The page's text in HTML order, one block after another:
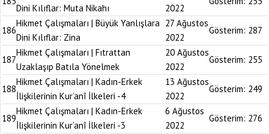
Dini Kılıflar: Muta Nikahı 2022
186
Hikmet Çalışmaları | Büyük Yanlışlara
Dini Kılıflar: Zina
27 Ağustos
2022
Gösterim: 287
187
Hikmet Çalışmaları | Fıtrattan
Uzaklaşıp Batıla Yönelmek
20 Ağustos
2022
Gösterim: 255
188
Hikmet Çalışmaları | Kadın-Erkek
İlişkilerinin Kur’anî İlkeleri -4
13 Ağustos
2022
Gösterim: 249
189
Hikmet Çalışmaları | Kadın-Erkek
İlişkilerinin Kur’anî İlkeleri -3
6 Ağustos
2022
Gösterim: 276